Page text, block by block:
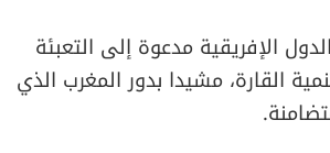
الإفريقية مدعوة إلى التعبئة
القارة، مشيدا بدور المغرب الذي